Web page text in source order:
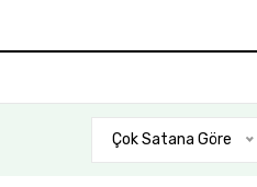
Çok Satana Göre